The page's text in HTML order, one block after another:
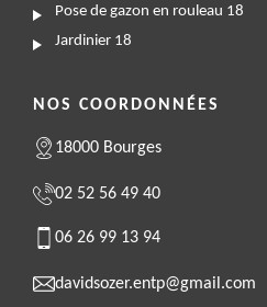
Pose de gazon en rouleau 18
Jardinier 18
NOS COORDONNÉES
18000 Bourges
02 52 56 49 40
06 26 99 13 94
davidsozer.entp@gmail.com